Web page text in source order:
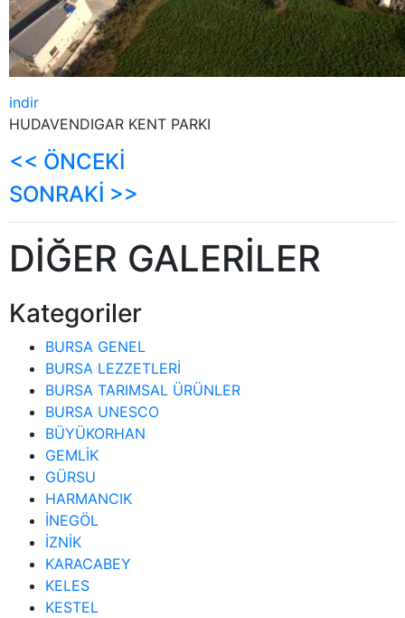
indir
HUDAVENDIGAR KENT PARKI
<< ÖNCEKİ
SONRAKİ >>
DİĞER GALERİLER
Kategoriler
BURSA GENEL
BURSA LEZZETLERİ
BURSA TARIMSAL ÜRÜNLER
BURSA UNESCO
BÜYÜKORHAN
GEMLİK
GÜRSU
HARMANCIK
İNEGÖL
İZNİK
KARACABEY
KELES
KESTEL